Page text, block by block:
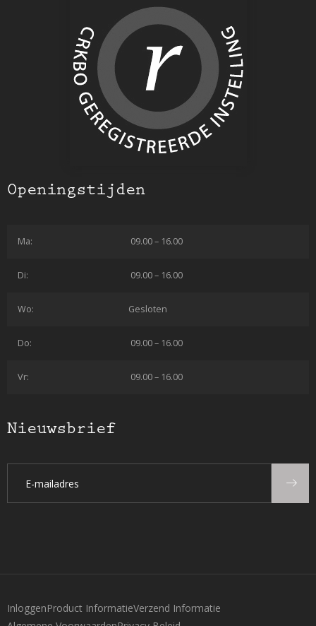
Openingstijden
Ma: 09.00 – 16.00
Di: 09.00 – 16.00
Wo: Gesloten
Do: 09.00 – 16.00
Vr: 09.00 – 16.00
Nieuwsbrief
InloggenProduct InformatieVerzend Informatie